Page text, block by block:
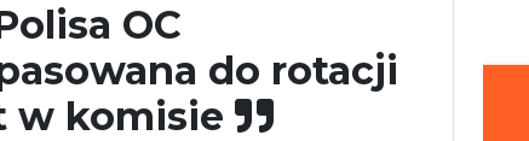
OC
do rotacji
w komisie